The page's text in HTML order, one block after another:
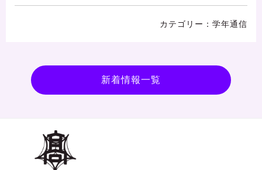
学年通信
新着情報一覧